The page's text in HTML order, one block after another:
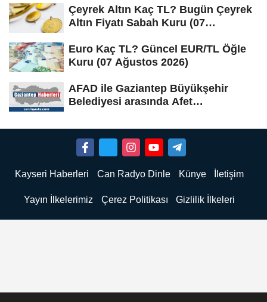
Çeyrek Altın Kaç TL? Bugün Çeyrek
Altın Fiyatı Sabah Kuru (07
Euro Kaç TL? Güncel EUR/TL Öğle
Kuru (07 Ağustos 2026)
AFAD ile Gaziantep Büyükşehir
Belediyesi arasında Afet
Kayseri Haberleri Can Radyo Dinle Künye İletişim
Yayın İlkelerimiz Çerez Politikası Gizlilik İlkeleri